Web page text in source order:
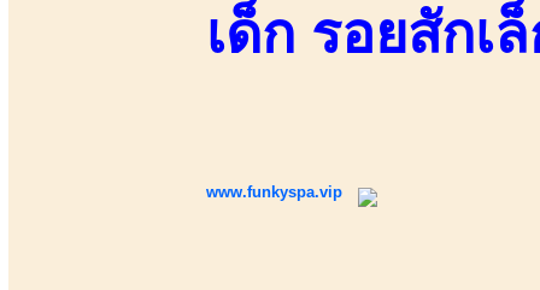
เด็ก รอยสักเ
www.funkyspa.vip